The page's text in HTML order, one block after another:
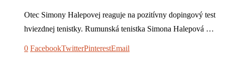
Otec Simony Halepovej reaguje na pozitívny dopingový test
hviezdnej tenistky. Rumunská tenistka Simona Halepová …
0 FacebookTwitterPinterestEmail